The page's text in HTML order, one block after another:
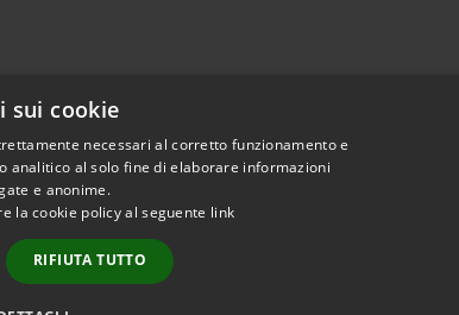
sui cookie
necessari al corretto funzionamento e
analitico al solo fine di elaborare informazioni
e anonime.
la cookie policy al seguente link
RIFIUTA TUTTO